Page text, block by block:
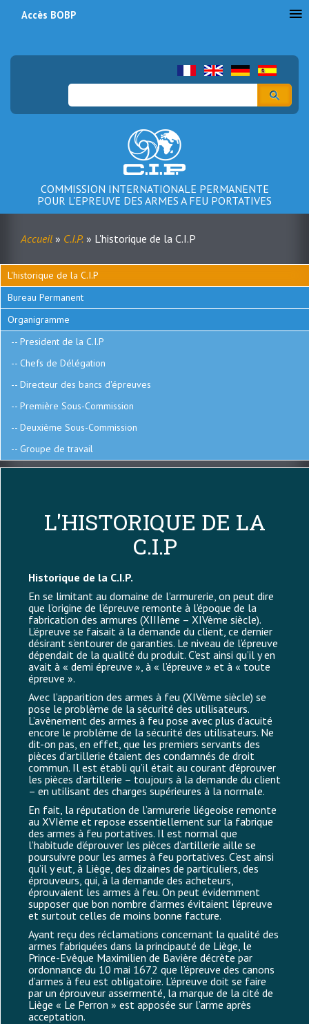
Rechercher
COMMISSION INTERNATIONALE PERMANENTE
POUR L'EPREUVE DES ARMES A FEU PORTATIVES
du
compte
l'utilisateur
Accès BOBP
Fil
d'Ariane
Accueil C.I.P. L'historique de la C.I.P
Menu
C.I.P.
L'historique de la C.I.P
Bureau Permanent
Organigramme
President de la C.I.P
Chefs de Délégation
Directeur des bancs d'épreuves
Première Sous-Commission
Deuxième Sous-Commission
Groupe de travail
L'HISTORIQUE DE LA
C.I.P
Historique de la C.I.P.
En se limitant au domaine de l’armurerie, on peut dire
que l’origine de l’épreuve remonte à l’époque de la
fabrication des armures (XIIIème – XIVème siècle).
L’épreuve se faisait à la demande du client, ce dernier
désirant s’entourer de garanties. Le niveau de l’épreuve
dépendait de la qualité du produit. C’est ainsi qu’il y en
avait à « demi épreuve », à « l’épreuve » et à « toute
épreuve ».
Avec l’apparition des armes à feu (XIVème siècle) se
pose le problème de la sécurité des utilisateurs.
L’avènement des armes à feu pose avec plus d’acuité
encore le problème de la sécurité des utilisateurs. Ne
dit-on pas, en effet, que les premiers servants des
pièces d’artillerie étaient des condamnés de droit
commun. Il est établi qu’il était au courant d’éprouver
les pièces d’artillerie – toujours à la demande du client
– en utilisant des charges supérieures à la normale.
En fait, la réputation de l’armurerie liégeoise remonte
au XVIème et repose essentiellement sur la fabrique
des armes à feu portatives. Il est normal que
l’habitude d’éprouver les pièces d’artillerie aille se
poursuivre pour les armes à feu portatives. C’est ainsi
qu’il y eut, à Liège, des dizaines de particuliers, des
éprouveurs, qui, à la demande des acheteurs,
éprouvaient les armes à feu. On peut évidemment
supposer que bon nombre d’armes évitaient l’épreuve
et surtout celles de moins bonne facture.
Ayant reçu des réclamations concernant la qualité des
armes fabriquées dans la principauté de Liège, le
Prince-Evêque Maximilien de Bavière décrète par
ordonnance du 10 mai 1672 que l’épreuve des canons
d’armes à feu est obligatoire. L’épreuve doit se faire
par un éprouveur assermenté, la marque de la cité de
Liège « Le Perron » est apposée sur l’arme après
acceptation.